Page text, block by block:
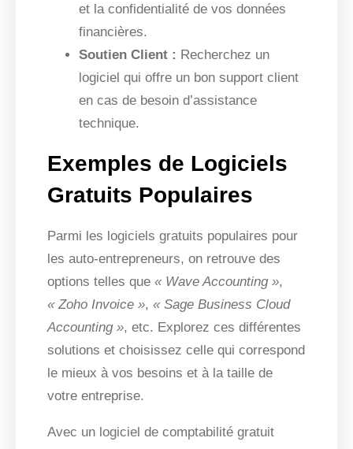
et la confidentialité de vos données
financières.
Soutien Client : Recherchez un
logiciel qui offre un bon support client
en cas de besoin d’assistance
technique.
Exemples de Logiciels
Gratuits Populaires
Parmi les logiciels gratuits populaires pour
les auto-entrepreneurs, on retrouve des
options telles que « Wave Accounting »,
« Zoho Invoice », « Sage Business Cloud
Accounting », etc. Explorez ces différentes
solutions et choisissez celle qui correspond
le mieux à vos besoins et à la taille de
votre entreprise.
Avec un logiciel de comptabilité gratuit